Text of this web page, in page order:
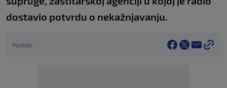
dostavio potvrdu o nekažnjavanju.
Podijeli